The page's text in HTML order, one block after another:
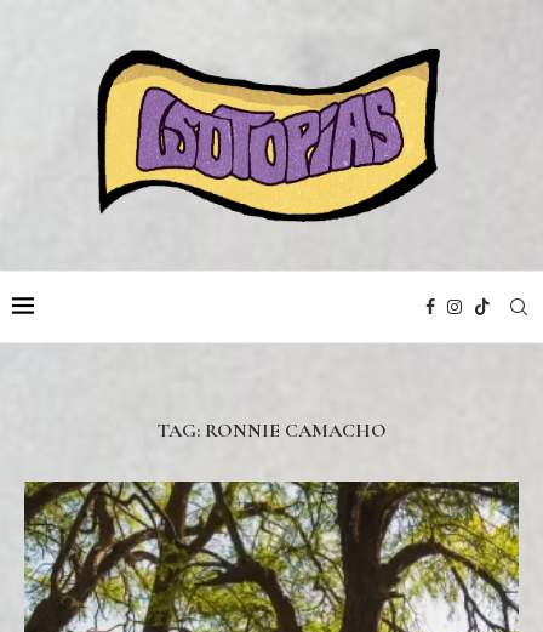
TAG: RONNIE CAMACHO